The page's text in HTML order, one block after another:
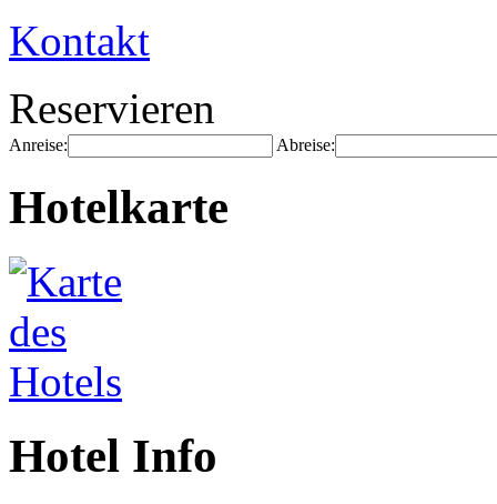
Kontakt
Reservieren
Anreise: Abreise:
Hotelkarte
Hotel Info